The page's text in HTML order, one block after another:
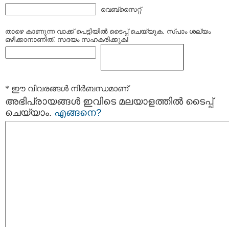
വെബ്സൈറ്റ്
താഴെ കാണുന്ന വാക്ക് പെട്ടിയില്‍ ടൈപ്പ്‌ ചെയ്യുക. സ്പാം ശല്യം
ഒഴിക്കാനാണിത്. സദയം സഹകരിക്കുക!
* ഈ വിവരങ്ങള്‍ നിര്‍ബന്ധമാണ്
അഭിപ്രായങ്ങള്‍ ഇവിടെ മലയാളത്തില്‍ ടൈപ്പ്
ചെയ്യാം. എങ്ങനെ?